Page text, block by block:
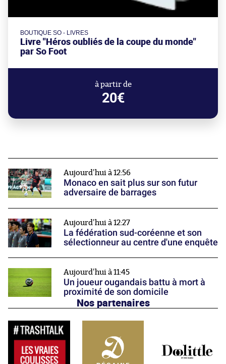
BOUTIQUE SO - LIVRES
Livre "Héros oubliés de la coupe du monde"
par So Foot
à partir de
20€
Aujourd'hui à 12:56
Monaco en sait plus sur son futur
adversaire de barrages
Aujourd'hui à 12:27
La fédération sud-coréenne et son
sélectionneur au centre d'une enquête
Aujourd'hui à 11:45
Un joueur ougandais battu à mort à
proximité de son domicile
Nos partenaires